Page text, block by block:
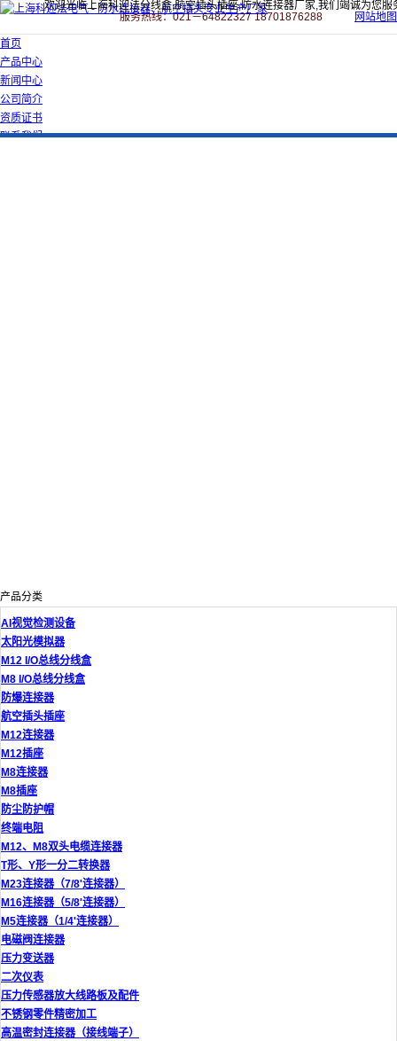
欢迎光临上海科迎法分线盒,航空插头插座,防水连接器厂家,我们竭诚为您服
服务热线：021－64822327 18701876288
网站地图
首页
产品中心
新闻中心
公司简介
资质证书
联系我们
产品分类
AI视觉检测设备
太阳光模拟器
M12 I/O总线分线盒
M8 I/O总线分线盒
防爆连接器
航空插头插座
M12连接器
M12插座
M8连接器
M8插座
防尘防护帽
终端电阻
M12、M8双头电缆连接器
T形、Y形一分二转换器
M23连接器（7/8'连接器）
M16连接器（5/8'连接器）
M5连接器（1/4'连接器）
电磁阀连接器
压力变送器
二次仪表
压力传感器放大线路板及配件
不锈钢零件精密加工
高温密封连接器（接线端子）